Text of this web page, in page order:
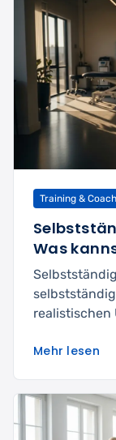
Training &
Was
realistischen
Mehr lesen